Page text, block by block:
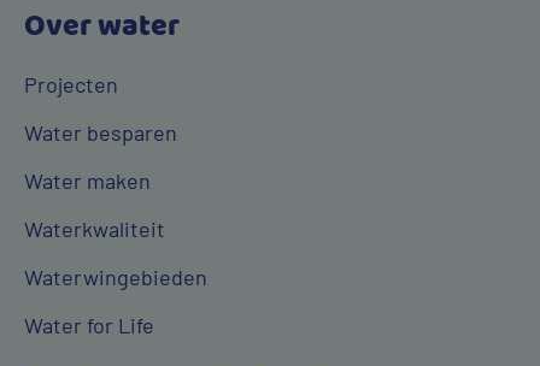
Over water
Projecten
Water besparen
Water maken
Waterkwaliteit
Waterwingebieden
Water for Life